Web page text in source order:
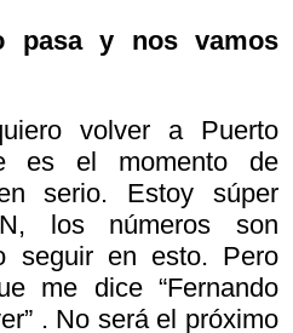
pasa y nos vamos
volver a Puerto
es el momento de
serio. Estoy súper
los números son
seguir en esto. Pero
me dice “Fernando
. No será el próximo